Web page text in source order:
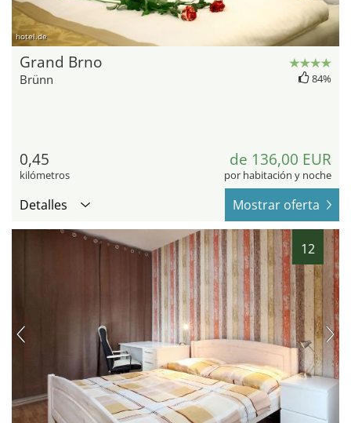
hotel.de
Grand Brno
Brünn 84%
0,45
kilómetros
de 136,00 EUR
por habitación y noche
Detalles Mostrar oferta
12